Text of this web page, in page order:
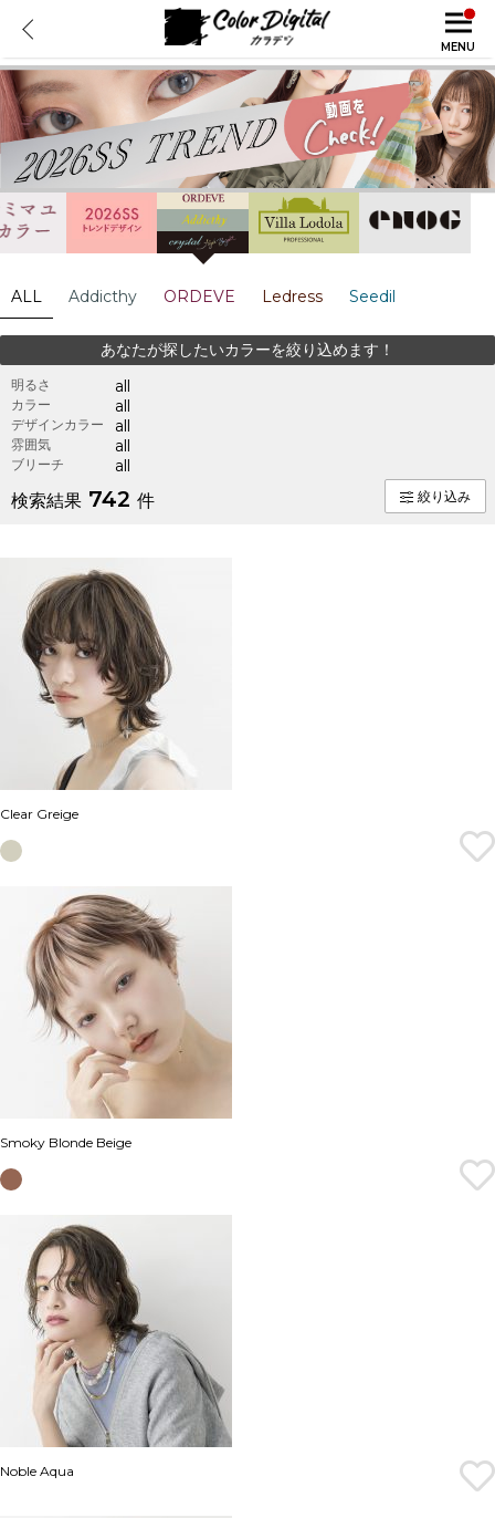
MENU
ALL Addicthy ORDEVE Ledress Seedil
あなたが探したいカラーを絞り込めます！
明るさ all
カラー all
デザインカラー all
雰囲気 all
ブリーチ all
検索結果 742 件 絞り込み
Clear Greige
Smoky Blonde Beige
Noble Aqua